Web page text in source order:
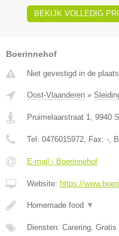
BEKIJK VOLLEDIG
Boerinnehof
Niet gevestigd in de
Oost-Vlaanderen »
Pruimelaarstraat 1, 9940
Tel: 0476015972, Fax: -,
E-mail › Boerinnehof
Website: https://
Homemade food ▼
Diensten: Carering,